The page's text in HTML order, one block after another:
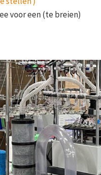
voor een (te breien)